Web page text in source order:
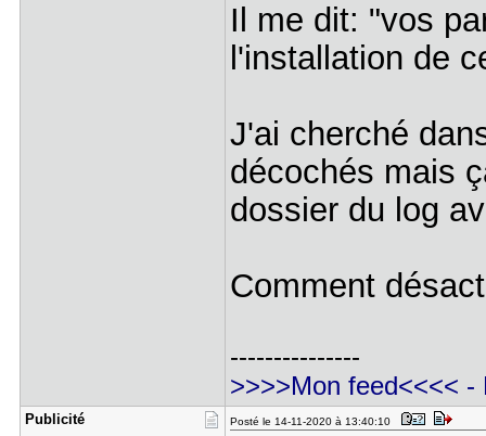
Il me dit: "vos
l'installation de
J'ai cherché
décochés mais
dossier du log
Comment
---------------
>>>>Mon feed<<<< -
Publicité Posté le 14-11-2020 à 13:40:10